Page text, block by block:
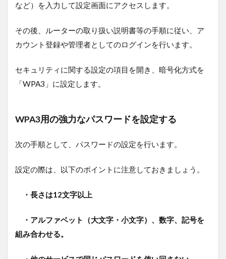
など）を入力して設定画面にアクセスします。
その後、ルーターの取り扱い説明書等の手順に従い、ア
カウント登録や管理者としてのログインを行います。
セキュリティに関する設定の項目を開き、暗号化方式を
「WPA3」に設定します。
WPA3用の強力なパスワードを設定する
次の手順として、パスワードの設定を行います。
設定の際は、以下のポイントに注意しておきましょう。
・長さは12文字以上
・アルファベット（大文字・小文字）、数字、記号を
組み合わせる。